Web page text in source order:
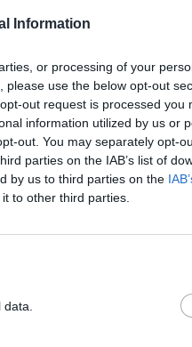
Information
or processing of your
use the below opt-out
out request is processed you
information utilized by us or
out. You may separately opt-
parties on the IAB’s list of
by us to third parties on the
to other third parties.